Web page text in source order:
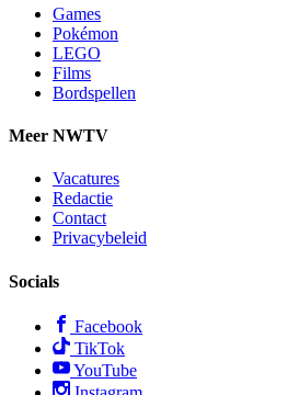
Games
Pokémon
LEGO
Films
Bordspellen
Meer NWTV
Vacatures
Redactie
Contact
Privacybeleid
Socials
Facebook
TikTok
YouTube